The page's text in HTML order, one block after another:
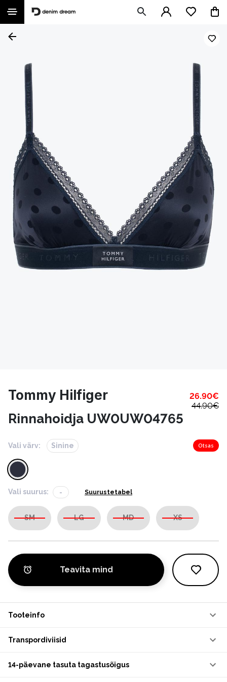
Tommy Hilfiger 26.90€
44.90€
Rinnahoidja UW0UW04765
Vali värv: Sinine Otsas
Vali suurus: - Suurustetabel
SM LG MD XS
Teavita mind
Tooteinfo
Transpordiviisid
14-päevane tasuta tagastusõigus